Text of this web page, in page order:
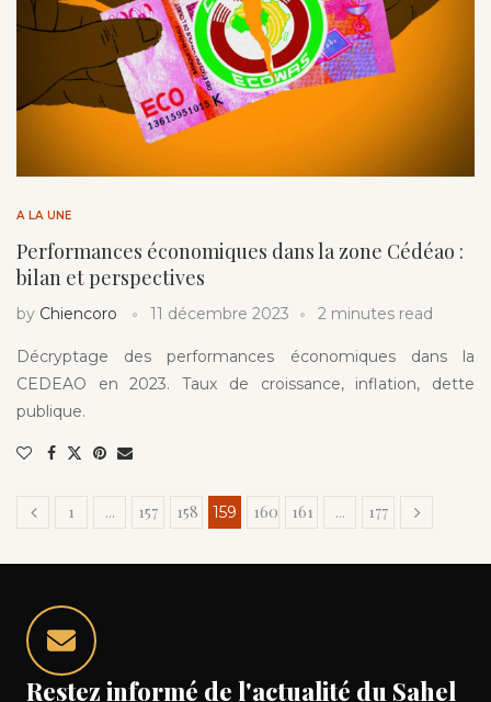
A LA UNE
Performances économiques dans la zone Cédéao :
bilan et perspectives
by Chiencoro 11 décembre 2023 2 minutes read
Décryptage des performances économiques dans la
CEDEAO en 2023. Taux de croissance, inflation, dette
publique.
1 … 157 158 159 160 161 … 177
Restez informé de l'actualité du Sahel